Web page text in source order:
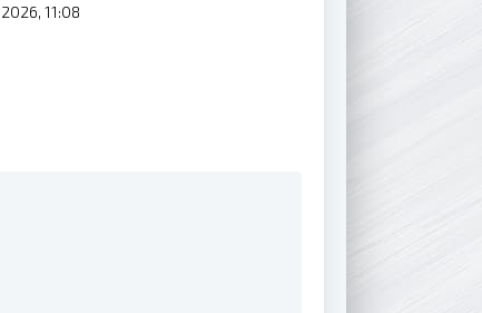
11:08